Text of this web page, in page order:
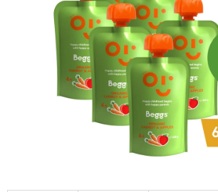
hviezdičiek.